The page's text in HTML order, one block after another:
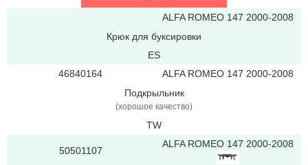
ALFA ROMEO 147 2000-2008
Крюк для буксировки
ES
46840164
ALFA ROMEO 147 2000-2008
Подкрыльник
(хорошое качество)
TW
50501107
ALFA ROMEO 147 2000-2008